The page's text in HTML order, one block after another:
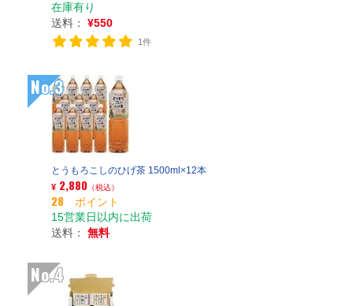
在庫有り
送料： ¥550
1件
No.3
とうもろこしのひげ茶 1500ml×12本
¥ 2,880 （税込）
28 ポイント
15営業日以内に出荷
送料： 無料
No.4